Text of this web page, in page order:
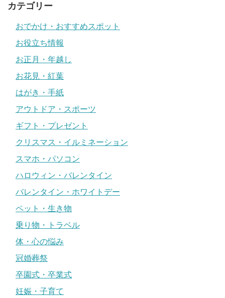
カテゴリー
おでかけ・おすすめスポット
お役立ち情報
お正月・年越し
お花見・紅葉
はがき・手紙
アウトドア・スポーツ
ギフト・プレゼント
クリスマス・イルミネーション
スマホ・パソコン
ハロウィン・バレンタイン
バレンタイン・ホワイトデー
ペット・生き物
乗り物・トラベル
体・心の悩み
冠婚葬祭
卒園式・卒業式
妊娠・子育て